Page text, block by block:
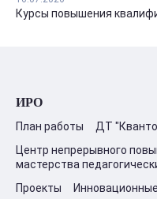
Курсы повышения
ИРО
План работы ДТ
Центр непрерывного
мастерства
Проекты